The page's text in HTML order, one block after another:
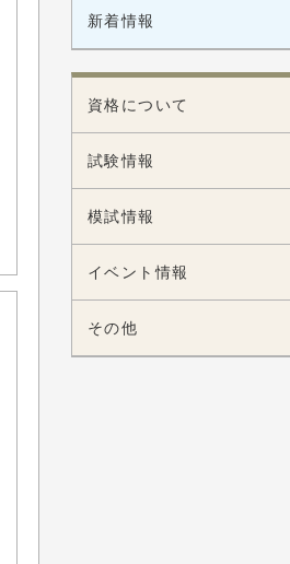
新着情報
資格について
試験情報
模試情報
イベント情報
その他